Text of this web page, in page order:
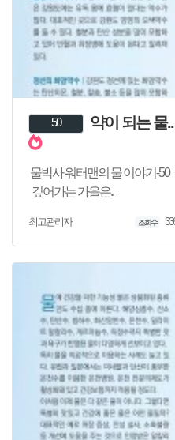
50 약이 되는 물
물박사 워터맨의 물 이야기-
깊어가는 가을은..
최고관리자 조회수